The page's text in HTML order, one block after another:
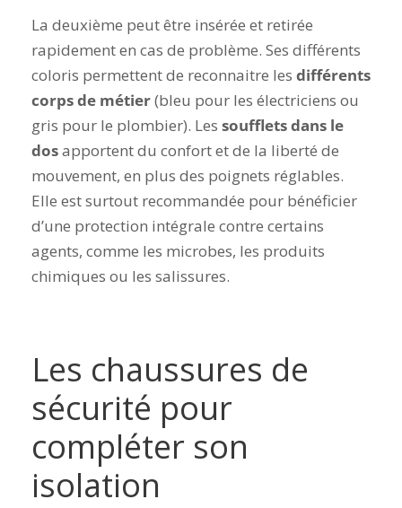
La deuxième peut être insérée et retirée
rapidement en cas de problème. Ses différents
coloris permettent de reconnaitre les différents
corps de métier(bleu pour les électriciens ou
gris pour le plombier). Les soufflets dans le
dosapportent du confort et de la liberté de
mouvement, en plus des poignets réglables.
Elle est surtout recommandée pour bénéficier
d’une protection intégrale contre certains
agents, comme les microbes, les produits
chimiques ou les salissures.
Les chaussures de
sécurité pour
compléter son
isolation